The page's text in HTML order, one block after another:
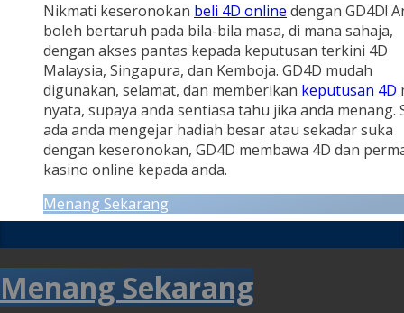
Nikmati keseronokan beli 4D online dengan GD4D!
boleh bertaruh pada bila-bila masa, di mana sahaja,
dengan akses pantas kepada keputusan terkini 4D
Malaysia, Singapura, dan Kemboja. GD4D mudah
digunakan, selamat, dan memberikan keputusan 4D
nyata, supaya anda sentiasa tahu jika anda menang.
ada anda mengejar hadiah besar atau sekadar suka
dengan keseronokan, GD4D membawa 4D dan
kasino online kepada anda.
Menang Sekarang
Menang Sekarang